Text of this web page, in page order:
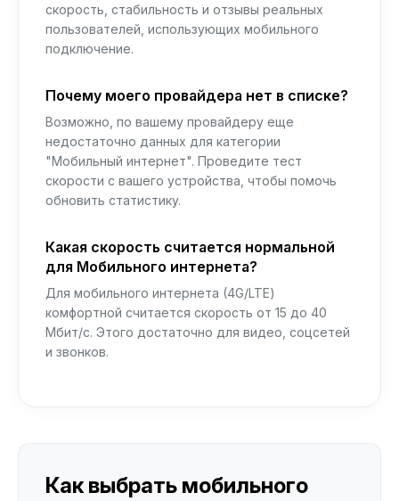
скорость, стабильность и отзывы реальных
пользователей, использующих мобильного
подключение.
Почему моего провайдера нет в списке?
Возможно, по вашему провайдеру еще
недостаточно данных для категории
"Мобильный интернет". Проведите тест
скорости с вашего устройства, чтобы помочь
обновить статистику.
Какая скорость считается нормальной
для Мобильного интернета?
Для мобильного интернета (4G/LTE)
комфортной считается скорость от 15 до 40
Мбит/с. Этого достаточно для видео, соцсетей
и звонков.
Как выбрать мобильного